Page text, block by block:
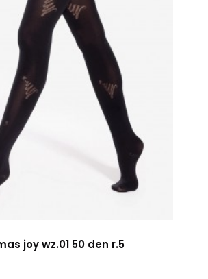
joy wz.01 50 den r.5